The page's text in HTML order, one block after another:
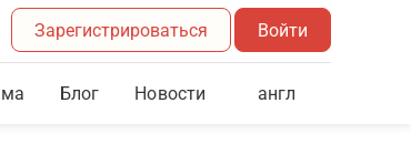
Зарегистрироваться Войти
Блог Новости англ